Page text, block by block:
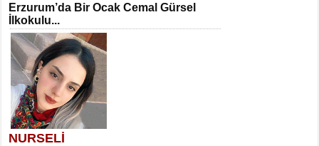
Erzurum’da Bir Ocak Cemal Gürsel
İlkokulu...
NURSELİ